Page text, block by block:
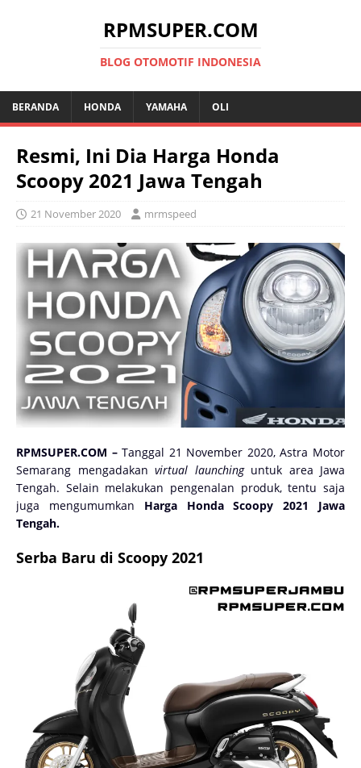
RPMSUPER.COM
BLOG OTOMOTIF INDONESIA
BERANDA HONDA YAMAHA OLI
Resmi, Ini Dia Harga Honda
Scoopy 2021 Jawa Tengah
21 November 2020 mrmspeed
RPMSUPER.COM –Tanggal 21 November 2020, Astra Motor
Semarang mengadakan virtual launchinguntuk area Jawa
Tengah. Selain melakukan pengenalan produk, tentu saja
juga mengumumkan Harga Honda Scoopy 2021 Jawa
Tengah.
Serba Baru di Scoopy 2021